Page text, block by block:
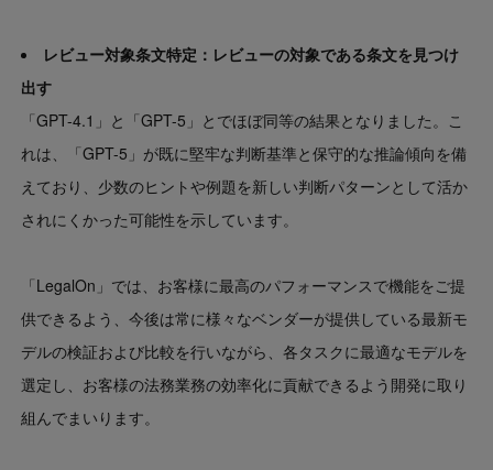
レビュー対象条文特定：レビューの対象である条文を見つけ
出す
「GPT-4.1」と「GPT-5」とでほぼ同等の結果となりました。こ
れは、「GPT-5」が既に堅牢な判断基準と保守的な推論傾向を備
えており、少数のヒントや例題を新しい判断パターンとして活か
されにくかった可能性を示しています。
「LegalOn」では、お客様に最高のパフォーマンスで機能をご提
供できるよう、今後は常に様々なベンダーが提供している最新モ
デルの検証および比較を行いながら、各タスクに最適なモデルを
選定し、お客様の法務業務の効率化に貢献できるよう開発に取り
組んでまいります。